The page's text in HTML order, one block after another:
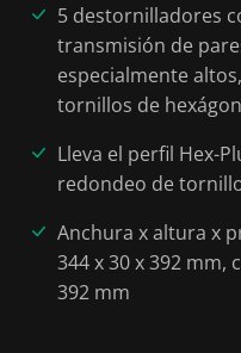
5 destornilladores
transmisión de
especialmente
tornillos de
Lleva el perfil Hex-
redondeo de
Anchura x altura x
344 x 30 x 392 mm,
392 mm